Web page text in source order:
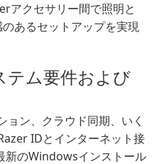
アクセサリー間で照明と
あるセットアップを実現
テム要件および
ン、クラウド同期、いく
IDとインターネット接
新のWindowsインストール